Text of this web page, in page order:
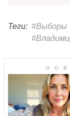
Теги: #Выборы